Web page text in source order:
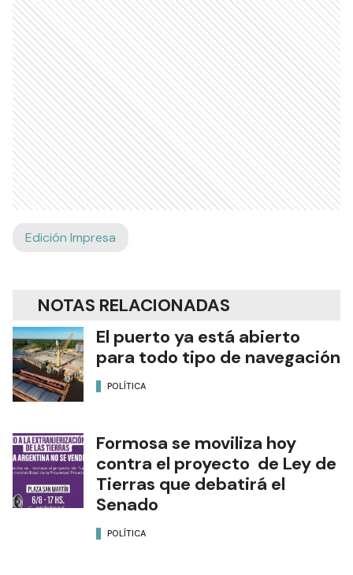
Edición Impresa
NOTAS RELACIONADAS
El puerto ya está abierto
para todo tipo de navegación
POLÍTICA
Formosa se moviliza hoy
contra el proyecto de Ley de
Tierras que debatirá el
Senado
POLÍTICA